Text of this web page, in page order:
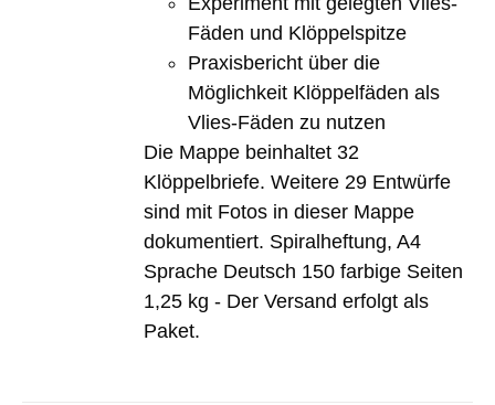
Fäden und Klöppelspitze
Praxisbericht über die
Möglichkeit Klöppelfäden als
Vlies-Fäden zu nutzen
Die Mappe beinhaltet 32
Klöppelbriefe. Weitere 29 Entwürfe
sind mit Fotos in dieser Mappe
dokumentiert. Spiralheftung, A4
Sprache Deutsch 150 farbige Seiten
1,25 kg - Der Versand erfolgt als
Paket.